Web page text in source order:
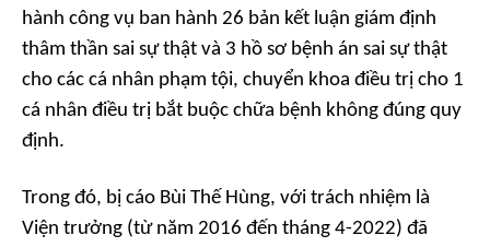
hành công vụ ban hành 26 bản kết luận giám định
thâm thần sai sự thật và 3 hồ sơ bệnh án sai sự thật
cho các cá nhân phạm tội, chuyển khoa điều trị cho 1
cá nhân điều trị bắt buộc chữa bệnh không đúng quy
định.
Trong đó, bị cáo Bùi Thế Hùng, với trách nhiệm là
Viện trưởng (từ năm 2016 đến tháng 4-2022) đã